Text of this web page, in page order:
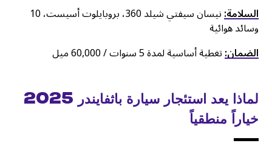
السلامة:
نيسان سيفتي شيلد 360، بروبايلوت أسيست، 10
وسائد هوائية
الضمان:تغطية أساسية لمدة 5 سنوات / 60,000 ميل
لماذا يعد استئجار سيارة باثفايندر 2025
خياراً منطقياً